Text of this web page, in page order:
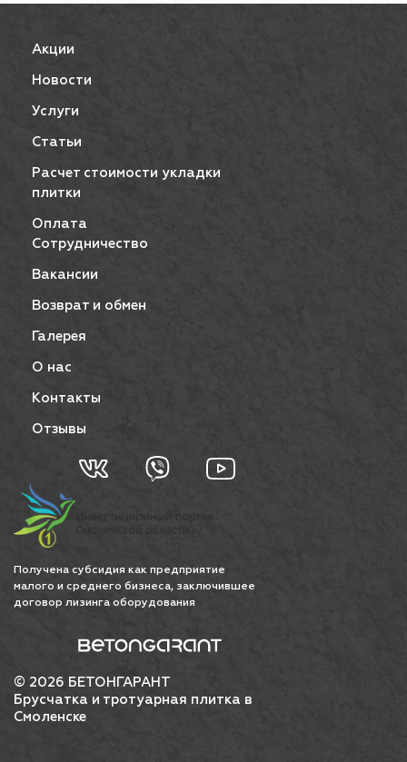
© 2026 БЕТОНГАРАНТ
Брусчатка и тротуарная плитка в
Смоленске
Акции
Новости
Услуги
Статьи
Расчет стоимости укладки
плитки
Оплата
Сотрудничество
Вакансии
Возврат и обмен
Галерея
О нас
Контакты
Отзывы
Получена субсидия как предприятие
малого и среднего бизнеса, заключившее
договор лизинга оборудования